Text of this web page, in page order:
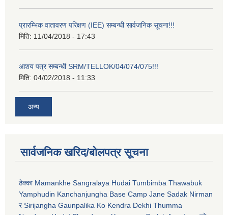
प्रारम्भिक वातावरण परिक्षण (IEE) सम्बन्धी सार्वजनिक सूचना!!!
मिति: 11/04/2018 - 17:43
आशय पत्र सम्बन्धी SRM/TELLOK/04/074/075!!!
मिति: 04/02/2018 - 11:33
अन्य
सार्वजनिक खरिद/बोलपत्र सूचना
ठेक्का Mamankhe Sangralaya Hudai Tumbimba Thawabuk
Yamphudin Kanchanjungha Base Camp Jane Sadak Nirman
र Sirijangha Gaunpalika Ko Kendra Dekhi Thumma